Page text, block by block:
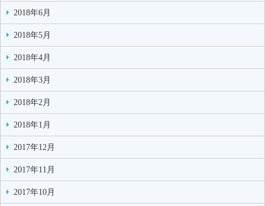
2018年6月
2018年5月
2018年4月
2018年3月
2018年2月
2018年1月
2017年12月
2017年11月
2017年10月